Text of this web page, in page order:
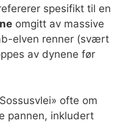
spesifikt til en
omgitt av massive
elven renner (svært
av dynene før
ofte om
pannen, inkludert